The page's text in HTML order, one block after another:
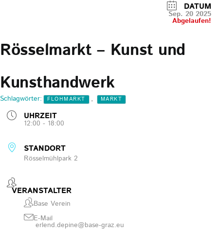
DATUM
Sep. 20 2025
Abgelaufen!
Rösselmarkt – Kunst und
Kunsthandwerk
Schlagwörter: FLOHMARKT , MARKT
UHRZEIT
12:00 - 18:00
STANDORT
Rösselmühlpark 2
VERANSTALTER
Base Verein
E-Mail
erlend.depine@base-graz.eu